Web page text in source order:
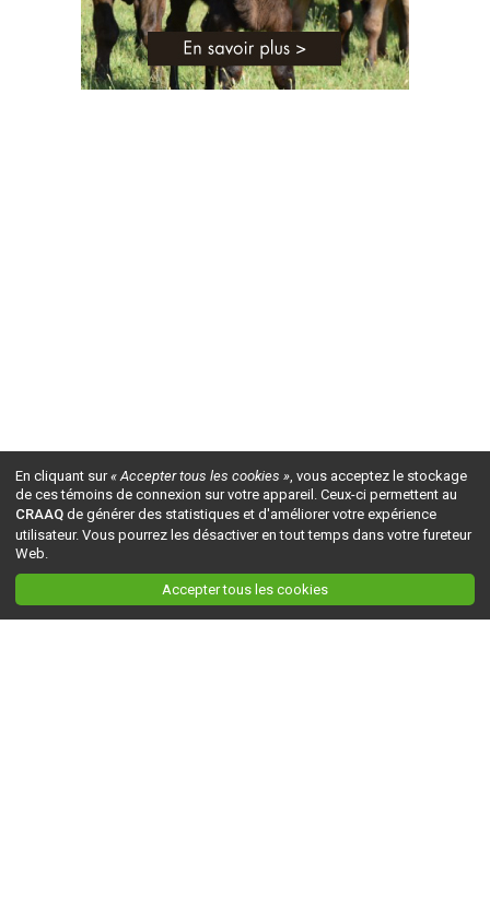
En cliquant sur« Accepter tous les cookies », vous acceptez le stockage
de ces témoins de connexion sur votre appareil. Ceux-ci permettent au
CRAAQ de générer des statistiques et d'améliorer votre expérience
utilisateur. Vous pourrez les désactiver en tout temps dans votre fureteur
Web.
Accepter tous les cookies